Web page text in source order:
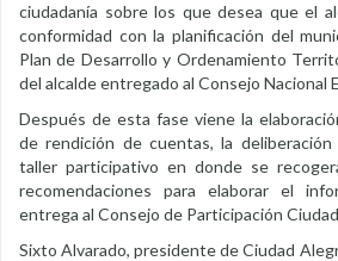
ciudadanía sobre los que desea que el
conformidad con la planificación del
Plan de Desarrollo y Ordenamiento
del alcalde entregado al Consejo Nacional
Después de esta fase viene la
de rendición de cuentas, la
taller participativo en donde se
recomendaciones para elaborar el
entrega al Consejo de Participación
Sixto Alvarado, presidente de Ciudad